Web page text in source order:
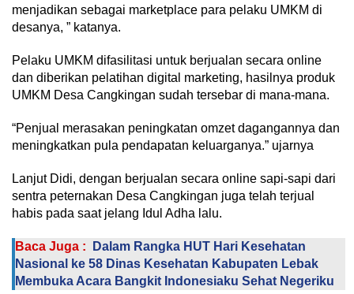
menjadikan sebagai marketplace para pelaku UMKM di
desanya, ” katanya.
Pelaku UMKM difasilitasi untuk berjualan secara online
dan diberikan pelatihan digital marketing, hasilnya produk
UMKM Desa Cangkingan sudah tersebar di mana-mana.
“Penjual merasakan peningkatan omzet dagangannya dan
meningkatkan pula pendapatan keluarganya.” ujarnya
Lanjut Didi, dengan berjualan secara online sapi-sapi dari
sentra peternakan Desa Cangkingan juga telah terjual
habis pada saat jelang Idul Adha lalu.
Baca Juga :
Dalam Rangka HUT Hari Kesehatan
Nasional ke 58 Dinas Kesehatan Kabupaten Lebak
Membuka Acara Bangkit Indonesiaku Sehat Negeriku